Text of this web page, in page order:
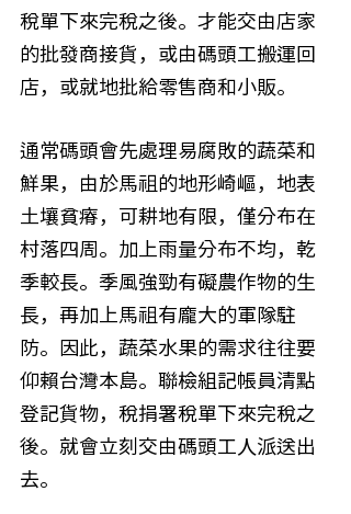
稅單下來完稅之後。才能交由店家
的批發商接貨，或由碼頭工搬運回
店，或就地批給零售商和小販。
通常碼頭會先處理易腐敗的蔬菜和
鮮果，由於馬祖的地形崎嶇，地表
土壤貧瘠，可耕地有限，僅分布在
村落四周。加上雨量分布不均，乾
季較長。季風強勁有礙農作物的生
長，再加上馬祖有龐大的軍隊駐
防。因此，蔬菜水果的需求往往要
仰賴台灣本島。聯檢組記帳員清點
登記貨物，稅捐署稅單下來完稅之
後。就會立刻交由碼頭工人派送出
去。